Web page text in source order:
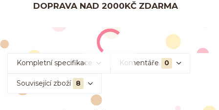
DOPRAVA NAD 2000KČ ZDARMA
Kompletní specifikace Komentáře 0
Související zboží 8